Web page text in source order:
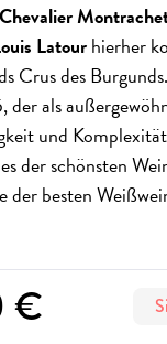
Chevalier
Latourhierher
Crus des
der als
und
der schönsten
der besten
€